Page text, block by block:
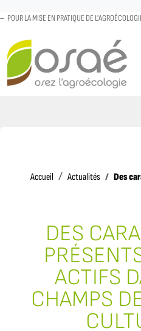
POUR LA MISE EN PRATIQUE DE
Accueil AccueilActualités Des
DES
ACTIFS
CHAMPS